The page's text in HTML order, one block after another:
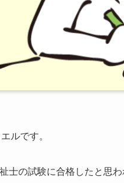
ルです。
士の試験に合格したと思